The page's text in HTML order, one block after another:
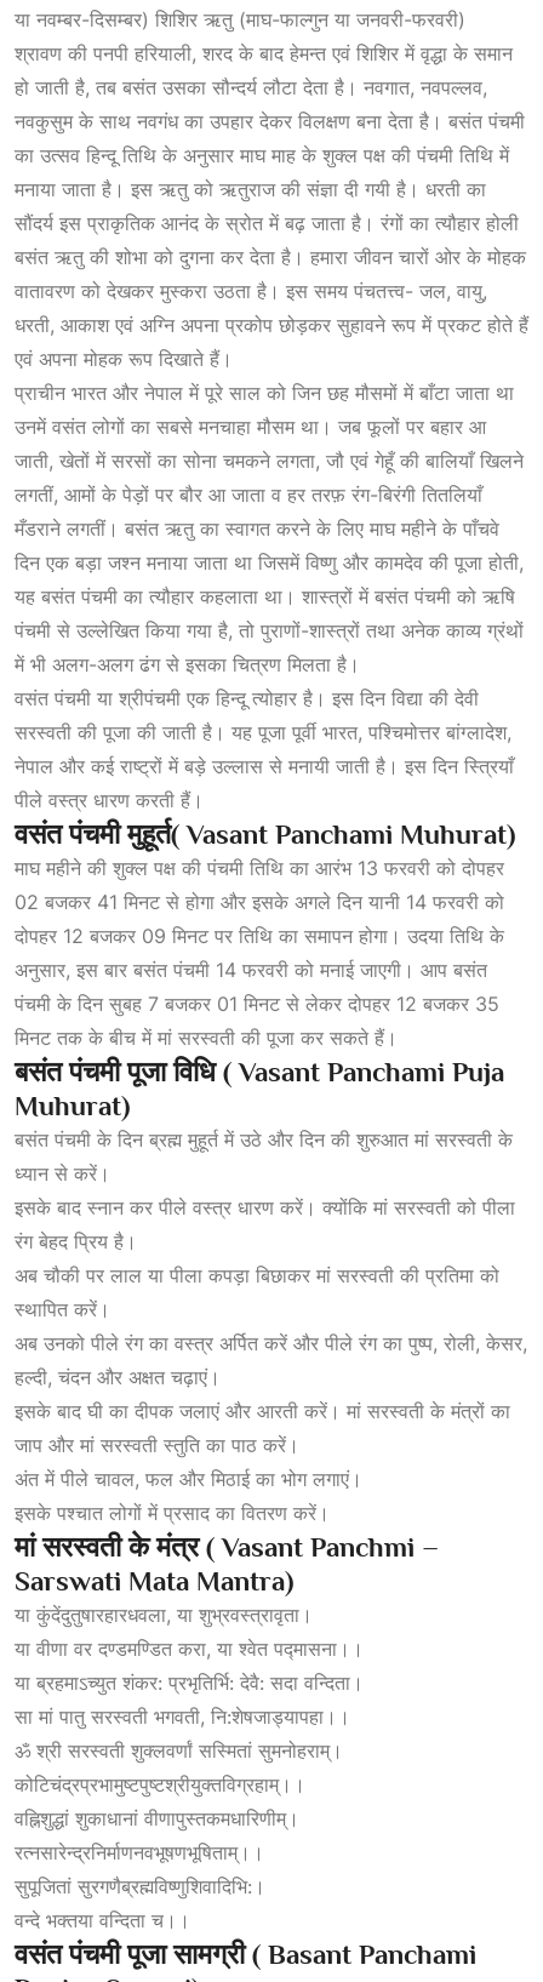
या नवम्बर-दिसम्बर) शिशिर ऋतु (माघ-फाल्गुन या जनवरी-फरवरी)
श्रावण की पनपी हरियाली, शरद के बाद हेमन्त एवं शिशिर में वृद्धा के समान
हो जाती है, तब बसंत उसका सौन्दर्य लौटा देता है। नवगात, नवपल्लव,
नवकुसुम के साथ नवगंध का उपहार देकर विलक्षण बना देता है। बसंत पंचमी
का उत्सव हिन्दू तिथि के अनुसार माघ माह के शुक्ल पक्ष की पंचमी तिथि में
मनाया जाता है। इस ऋतु को ऋतुराज की संज्ञा दी गयी है। धरती का
सौंदर्य इस प्राकृतिक आनंद के स्रोत में बढ़ जाता है। रंगों का त्यौहार होली
बसंत ऋतु की शोभा को दुगना कर देता है। हमारा जीवन चारों ओर के मोहक
वातावरण को देखकर मुस्करा उठता है। इस समय पंचतत्त्व- जल, वायु,
धरती, आकाश एवं अग्नि अपना प्रकोप छोड़कर सुहावने रूप में प्रकट होते हैं
एवं अपना मोहक रूप दिखाते हैं।
प्राचीन भारत और नेपाल में पूरे साल को जिन छह मौसमों में बाँटा जाता था
उनमें वसंत लोगों का सबसे मनचाहा मौसम था। जब फूलों पर बहार आ
जाती, खेतों में सरसों का सोना चमकने लगता, जौ एवं गेहूँ की बालियाँ खिलने
लगतीं, आमों के पेड़ों पर बौर आ जाता व हर तरफ़ रंग-बिरंगी तितलियाँ
मँडराने लगतीं। बसंत ऋतु का स्वागत करने के लिए माघ महीने के पाँचवे
दिन एक बड़ा जश्न मनाया जाता था जिसमें विष्णु और कामदेव की पूजा होती,
यह बसंत पंचमी का त्यौहार कहलाता था। शास्त्रों में बसंत पंचमी को ऋषि
पंचमी से उल्लेखित किया गया है, तो पुराणों-शास्त्रों तथा अनेक काव्य ग्रंथों
में भी अलग-अलग ढंग से इसका चित्रण मिलता है।
वसंत पंचमी या श्रीपंचमी एक हिन्दू त्योहार है। इस दिन विद्या की देवी
सरस्वती की पूजा की जाती है। यह पूजा पूर्वी भारत, पश्चिमोत्तर बांग्लादेश,
नेपाल और कई राष्ट्रों में बड़े उल्लास से मनायी जाती है। इस दिन स्त्रियाँ
पीले वस्त्र धारण करती हैं।
वसंतपंचमीमुहूर्त( Vasant Panchami Muhurat)
माघ महीने की शुक्ल पक्ष की पंचमी तिथि का आरंभ 13 फरवरी को दोपहर
02 बजकर 41 मिनट से होगा और इसके अगले दिन यानी 14 फरवरी को
दोपहर 12 बजकर 09 मिनट पर तिथि का समापन होगा। उदया तिथि के
अनुसार, इस बार बसंत पंचमी 14 फरवरी को मनाई जाएगी। आप बसंत
पंचमी के दिन सुबह 7 बजकर 01 मिनट से लेकर दोपहर 12 बजकर 35
मिनट तक के बीच में मां सरस्वती की पूजा कर सकते हैं।
बसंतपंचमीपूजाविधि ( Vasant Panchami Puja
Muhurat)
बसंत पंचमी के दिन ब्रह्म मुहूर्त में उठे और दिन की शुरुआत मां सरस्वती के
ध्यान से करें।
इसके बाद स्नान कर पीले वस्त्र धारण करें। क्योंकि मां सरस्वती को पीला
रंग बेहद प्रिय है।
अब चौकी पर लाल या पीला कपड़ा बिछाकर मां सरस्वती की प्रतिमा को
स्थापित करें।
अब उनको पीले रंग का वस्त्र अर्पित करें और पीले रंग का पुष्प, रोली, केसर,
हल्दी, चंदन और अक्षत चढ़ाएं।
इसके बाद घी का दीपक जलाएं और आरती करें। मां सरस्वती के मंत्रों का
जाप और मां सरस्वती स्तुति का पाठ करें।
अंत में पीले चावल, फल और मिठाई का भोग लगाएं।
इसके पश्चात लोगों में प्रसाद का वितरण करें।
मांसरस्वतीकेमंत्र ( Vasant Panchmi –
Sarswati Mata Mantra)
या कुंदेंदुतुषारहारधवला, या शुभ्रवस्त्रावृता।
या वीणा वर दण्डमण्डित करा, या श्वेत पद्मासना।।
या ब्रहमाऽच्युत शंकर: प्रभृतिर्भि: देवै: सदा वन्दिता।
सा मां पातु सरस्वती भगवती, नि:शेषजाड्यापहा।।
ॐ श्री सरस्वती शुक्लवर्णां सस्मितां सुमनोहराम्।
कोटिचंद्रप्रभामुष्टपुष्टश्रीयुक्तविग्रहाम्।।
वह्निशुद्धां शुकाधानां वीणापुस्तकमधारिणीम्।
रत्नसारेन्द्रनिर्माणनवभूषणभूषिताम्।।
सुपूजितां सुरगणैब्रह्मविष्णुशिवादिभि:।
वन्दे भक्तया वन्दिता च।।
वसंतपंचमीपूजासामग्री ( Basant Panchami